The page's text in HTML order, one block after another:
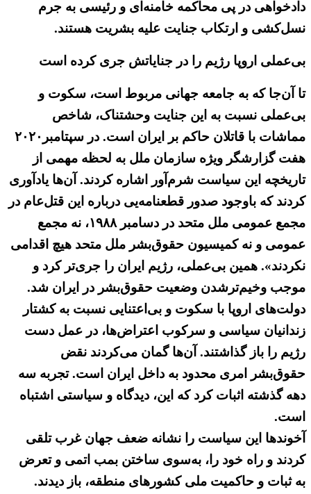
دادخواهی در پی محاکمه خامنه‌ای و رئیسی به جرم
نسل‌کشی و ارتکاب جنایت علیه بشریت هستند.
بی‌عملی اروپا رژیم را در جنایاتش جری کرده است
تا آن‌جا که به جامعه جهانی مربوط است، سکوت و
بی‌عملی نسبت به این جنایت وحشتناک، شاخص
مماشات با قاتلان حاکم بر ایران است. در سپتامبر۲۰۲۰
هفت گزارشگر ویژه سازمان ملل به لحظه‌ مهمی از
تاریخچه این سیاست شرم‌آور اشاره کردند. آن‌ها یادآوری
کردند که باوجود صدور قطعنامه‌یی درباره این قتل‌عام در
مجمع‌ عمومی ملل متحد در دسامبر ۱۹۸۸، نه مجمع
عمومی و نه کمیسیون حقوق‌بشر ملل متحد هیچ اقدامی
نکردند». همین بی‌عملی، رژیم ایران را جری‌تر کرد و
موجب وخیم‌تر‌شدن وضعیت حقوق‌بشر در ایران شد.
دولت‌های اروپا با سکوت و بی‌اعتنایی نسبت به کشتار
زندانیان سیاسی و سرکوب اعتراض‌ها، در عمل دست
رژیم را باز گذاشتند. آن‌ها گمان می‌کردند نقض
حقوق‌بشر امری محدود به داخل ایران است. تجربه سه
دهه گذشته اثبات کرد که این، دیدگاه و سیاستی اشتباه
است.
آخوندها این سیاست را نشانه ضعف جهان غرب تلقی
کردند و راه خود را، به‌سوی ساختن بمب اتمی و تعرض
به ثبات و حاکمیت ملی کشورهای منطقه، باز دیدند.